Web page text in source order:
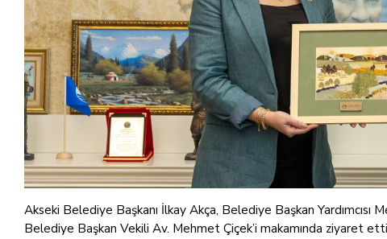
Akseki Belediye Başkanı İlkay Akça, Belediye Başkan
Belediye Başkan Vekili Av. Mehmet Çiçek’i makamında ziyaret